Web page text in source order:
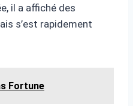
il a affiché des
s’est rapidement
Fortune